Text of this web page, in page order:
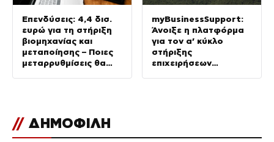
Επενδύσεις: 4,4 δισ.
ευρώ για τη στήριξη
βιομηχανίας και
μεταποίησης – Ποιες
μεταρρυθμίσεις θα
myBusinessSupport:
Άνοιξε η πλατφόρμα
για τον α’ κύκλο
στήριξης
επιχειρήσεων
// ΔΗΜΟΦΙΛΗ